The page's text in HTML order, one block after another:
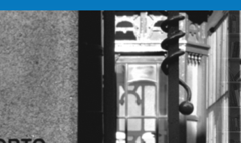
Passar
para o
conteúdo
principal